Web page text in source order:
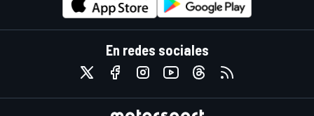
En redes sociales